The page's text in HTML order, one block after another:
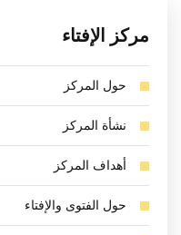
مركز الإفتاء
حول المركز
نشأة المركز
أهداف المركز
حول الفتوى والإفتاء